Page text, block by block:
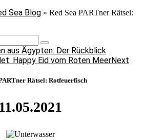
Sea Blog » Red Sea PARTner Rätsel:
aus Ägypten: Der Rückblick
Happy Eid vom Roten MeerNext
Rätsel: Rotfeuerfisch
11.05.2021